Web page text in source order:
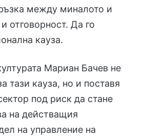
между миналото и
отговорност. Да го
кауза.
Мариан Бачев не
тази кауза, но и поставя
под риск да стане
на действащия
на управление на